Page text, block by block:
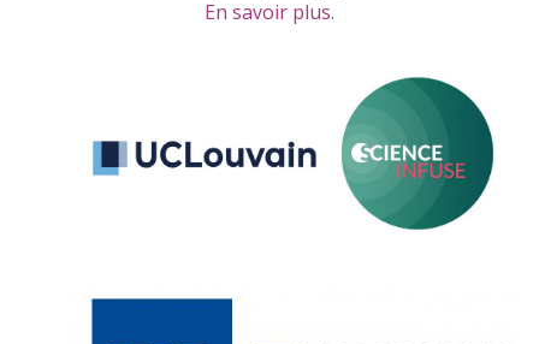
En savoir plus.